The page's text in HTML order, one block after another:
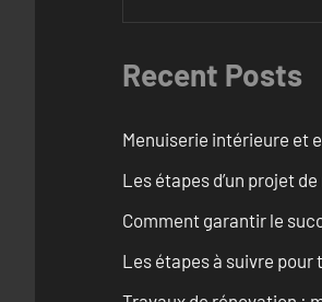
Recent Posts
Menuiserie intérieure et
Les étapes d’un projet
Comment garantir le
Les étapes à suivre